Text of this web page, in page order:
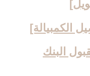
لقبول البنك